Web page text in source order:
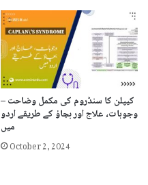
کیپلن کا سنڈروم کی مکمل وضاحت –
وجوہات، علاج اور بچاؤ کے طریقے اردو
میں
October 2, 2024